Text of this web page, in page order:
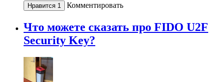
Нравится 1 Комментировать
Что можете сказать про FIDO U2F
Security Key?